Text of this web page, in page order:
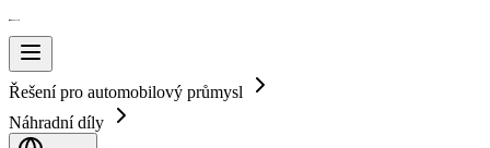
Řešení pro automobilový průmysl
Náhradní díly